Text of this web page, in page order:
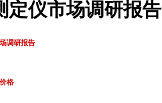
定仪市场调研报告
调研报告
格